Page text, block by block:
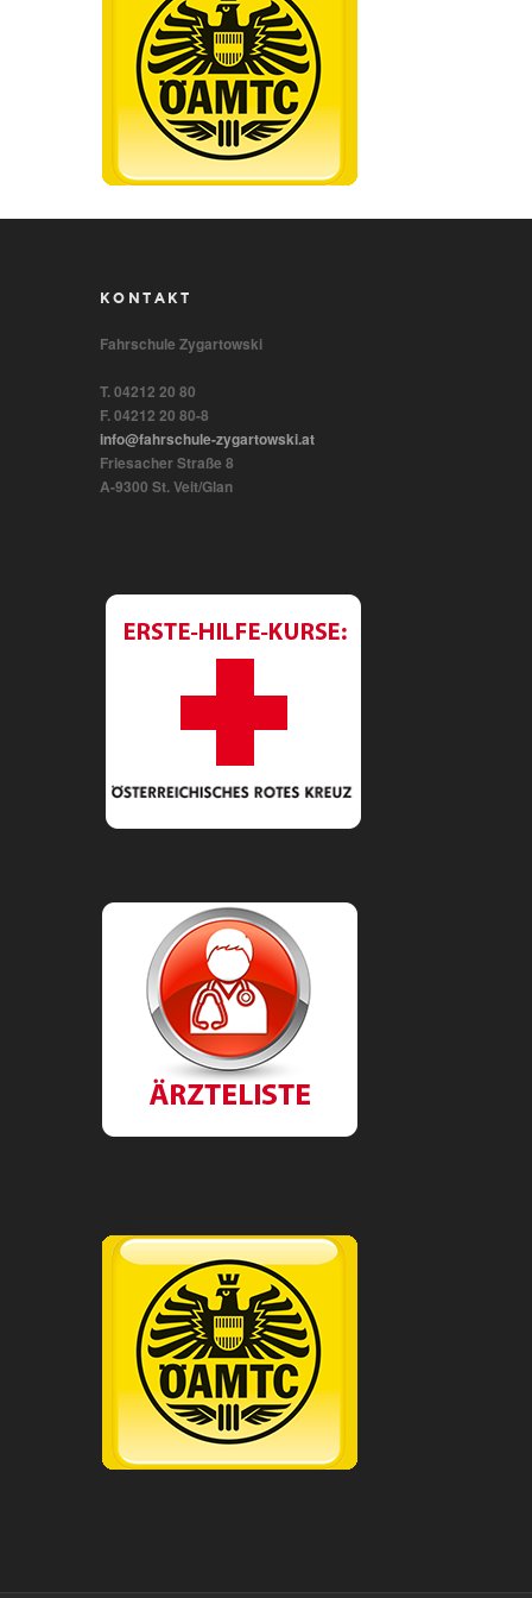
KONTAKT
Fahrschule Zygartowski
T. 04212 20 80
F. 04212 20 80-8
info@fahrschule-zygartowski.at
Friesacher Straße 8
A-9300 St. Veit/Glan
Button-rotes-
Kreuz.png
Aerzteliste.png
OEAMTC.png